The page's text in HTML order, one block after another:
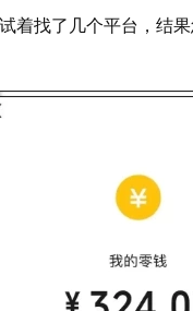
着找了几个平台，结